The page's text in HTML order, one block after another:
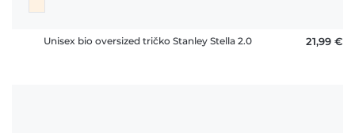
Unisex bio oversized tričko Stanley Stella 2.0 21,99 €